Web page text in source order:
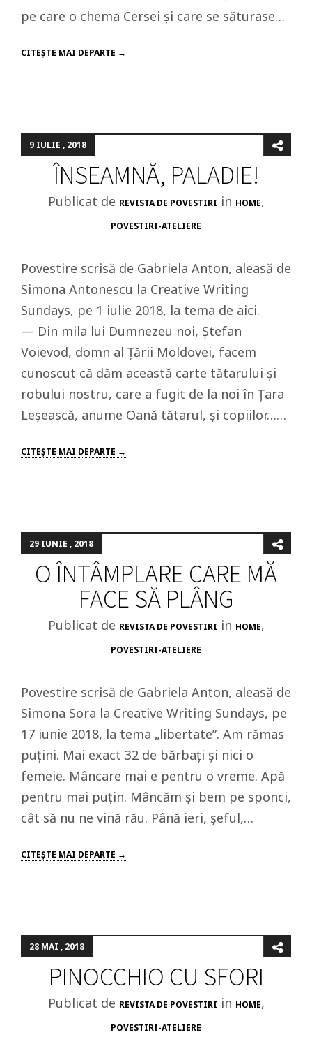
pe care o chema Cersei şi care se săturase…
CITEŞTE MAI DEPARTE →
9 IULIE , 2018
ÎNSEAMNĂ, PALADIE!
Publicat de REVISTA DE POVESTIRI in HOME,
POVESTIRI-ATELIERE
Povestire scrisă de Gabriela Anton, aleasă de
Simona Antonescu la Creative Writing
Sundays, pe 1 iulie 2018, la tema de aici.
— Din mila lui Dumnezeu noi, Ştefan
Voievod, domn al Ţării Moldovei, facem
cunoscut că dăm această carte tătarului şi
robului nostru, care a fugit de la noi în Ţara
Leşească, anume Oană tătarul, şi copiilor……
CITEŞTE MAI DEPARTE →
29 IUNIE , 2018
O ÎNTÂMPLARE CARE MĂ
FACE SĂ PLÂNG
Publicat de REVISTA DE POVESTIRI in HOME,
POVESTIRI-ATELIERE
Povestire scrisă de Gabriela Anton, aleasă de
Simona Sora la Creative Writing Sundays, pe
17 iunie 2018, la tema „libertate”. Am rămas
puţini. Mai exact 32 de bărbaţi şi nici o
femeie. Mâncare mai e pentru o vreme. Apă
pentru mai puţin. Mâncăm şi bem pe sponci,
cât să nu ne vină rău. Până ieri, şeful,…
CITEŞTE MAI DEPARTE →
28 MAI , 2018
PINOCCHIO CU SFORI
Publicat de REVISTA DE POVESTIRI in HOME,
POVESTIRI-ATELIERE